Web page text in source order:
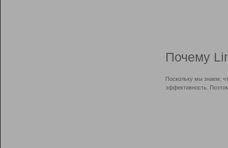
Почему
Поскольку мы знаем,
эффективность.